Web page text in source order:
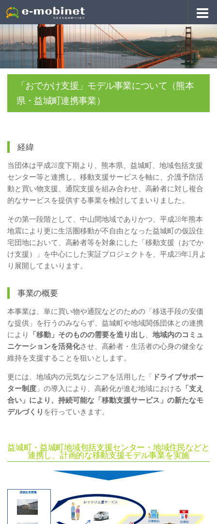
「おでかけ支援」モデル事業について（熊本
県・益城町連携事業）
経緯
当団体は平成28度下期より、熊本県、益城町、地域包括支援
センター等と連携し、移動支援サービスを軸に、介護予防活
動と買い物支援、通院支援を組み合わせ、高齢者に対し複合
的なサービスを提供する事業を検討してまいりました。
その第一段階として、中山間地域でありかつ、平成28年熊本
地震により更に生活圏移動が不自由となった益城町の仮設住
宅団地において、高齢者等を対象にした「移動支援（おでか
け支援）」を中心にした実証プロジェクトを、平成29年1月よ
り展開してまいります。
事業の概要
本事業は、単に買い物や通院などのための「移送手段の安価
な提供」を行うのみならず、益城町や地域関係団体との連携
により
「移動」そのものの需要を造り出し、 地域内のコミュ
ニケーションを活発化させ、高齢者・生活者の心身の健全な
維持を支援することを狙いとします。
更には、地域内の元気なシニアを活用した「 ドライブサポー
ター制度 」の導入により、高齢化が進む地域における 「支え
合い」により、持続可能な「移動支援サービス」の新たなモ
デルづくり を行っていきます。
益城町・益城町地域包括支援センター・地域住民などと
連携し、計画的な移動支援モデル事業を実施